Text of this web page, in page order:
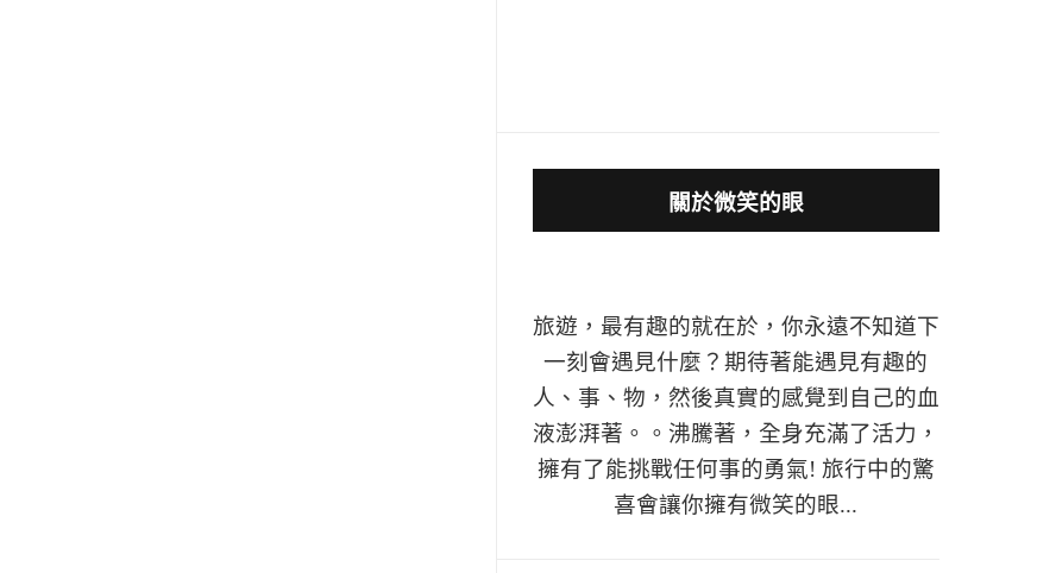
關於微笑的眼
旅遊，最有趣的就在於，你永遠不知道下
一刻會遇見什麼？期待著能遇見有趣的
人、事、物，然後真實的感覺到自己的血
液澎湃著。。沸騰著，全身充滿了活力，
擁有了能挑戰任何事的勇氣! 旅行中的驚
喜會讓你擁有微笑的眼...